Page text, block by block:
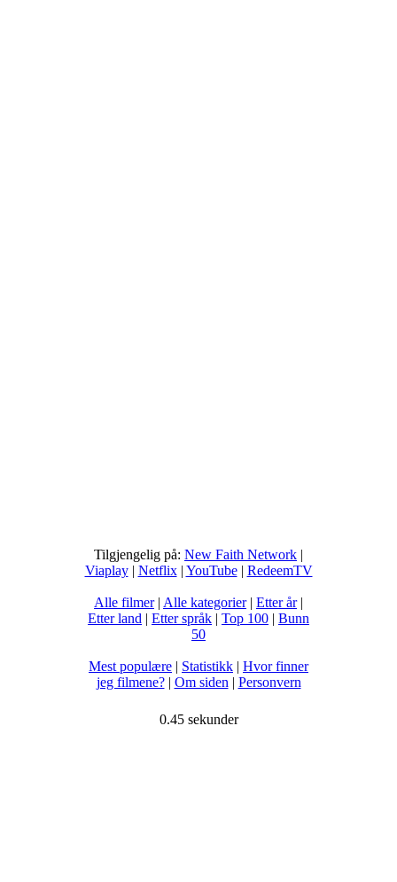
Tilgjengelig på: New Faith Network |
Viaplay| Netflix| YouTube| RedeemTV
Alle filmer| Alle kategorier| Etter år|
Etter land | Etter språk | Top 100 | Bunn
50
Mest populære | Statistikk | Hvor finner
jeg filmene?| Om siden| Personvern
0.45 sekunder